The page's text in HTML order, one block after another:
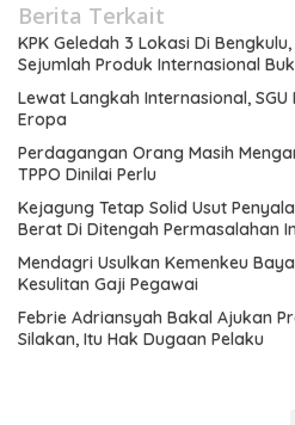
Berita Terkait
KPK Geledah 3 Lokasi Di
Sejumlah Produk Internasional
Lewat Langkah Internasional,
Eropa
Perdagangan Orang Masih
TPPO Dinilai Perlu
Kejagung Tetap Solid Usut
Berat Di Ditengah Permasalahan
Mendagri Usulkan Kemenkeu
Kesulitan Gaji Pegawai
Febrie Adriansyah Bakal Ajukan
Silakan, Itu Hak Dugaan Pelaku